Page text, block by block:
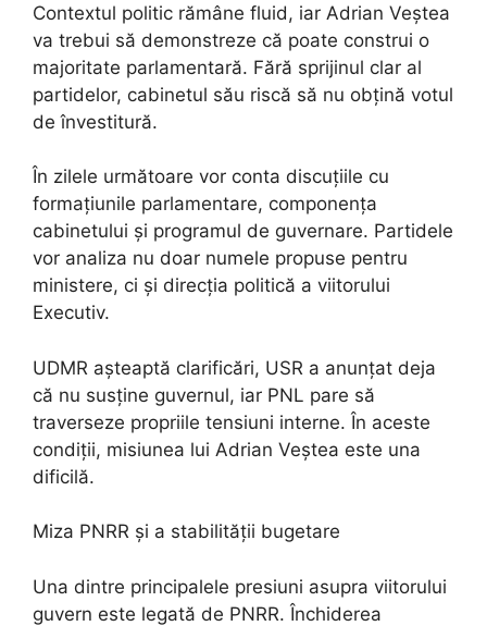
Contextul politic rămâne fluid, iar Adrian Veștea
va trebui să demonstreze că poate construi o
majoritate parlamentară. Fără sprijinul clar al
partidelor, cabinetul său riscă să nu obțină votul
de învestitură.
În zilele următoare vor conta discuțiile cu
formațiunile parlamentare, componența
cabinetului și programul de guvernare. Partidele
vor analiza nu doar numele propuse pentru
ministere, ci și direcția politică a viitorului
Executiv.
UDMR așteaptă clarificări, USR a anunțat deja
că nu susține guvernul, iar PNL pare să
traverseze propriile tensiuni interne. În aceste
condiții, misiunea lui Adrian Veștea este una
dificilă.
Miza PNRR și a stabilității bugetare
Una dintre principalele presiuni asupra viitorului
guvern este legată de PNRR. Închiderea